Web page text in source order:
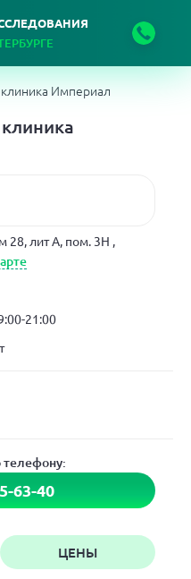
Империал
28, лит А, пом. 3Н ,
21:00
телефону:
63-40
ЦЕНЫ